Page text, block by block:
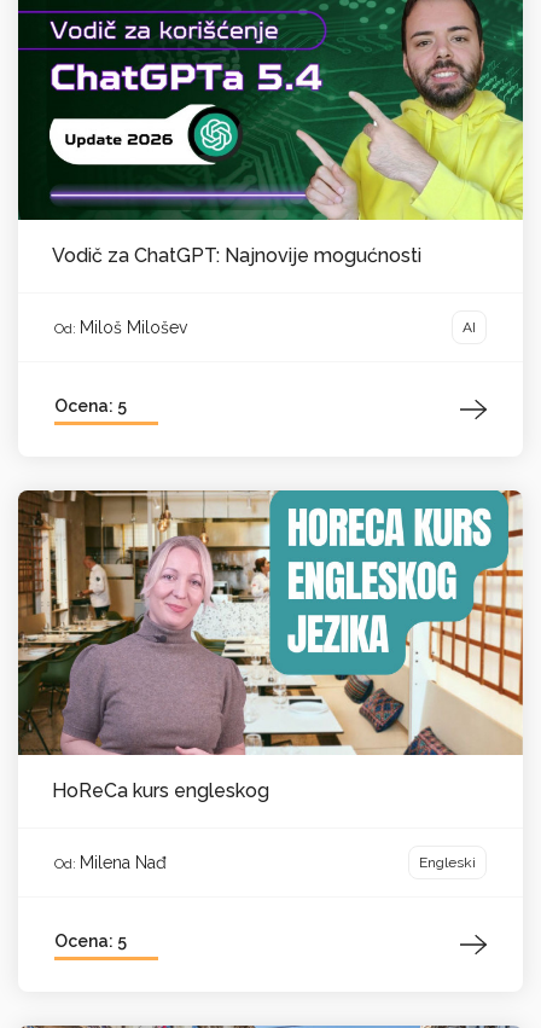
Vodič za ChatGPT: Najnovije mogućnosti
Od: Miloš Milošev AI
Ocena: 5
HoReCa kurs engleskog
Od: Milena Nađ Engleski
Ocena: 5